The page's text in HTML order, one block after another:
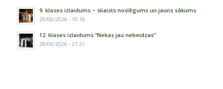
9. klases izlaidums – skaists noslēgums un jauns sākums
29/06/2026 - 10:16
12. klases izlaidums “Nekas jau nebeidzas”
28/06/2026 - 21:21